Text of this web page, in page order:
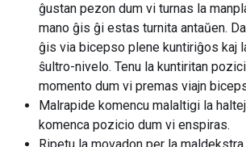
ĝustan pezon dum vi turnas la
mano ĝis ĝi estas turnita antaŭen.
ĝis via bicepso plene kuntiriĝos kaj
ŝultro-nivelo. Tenu la kuntiritan
momento dum vi premas viajn
Malrapide komencu malaltigi la
komenca pozicio dum vi enspiras.